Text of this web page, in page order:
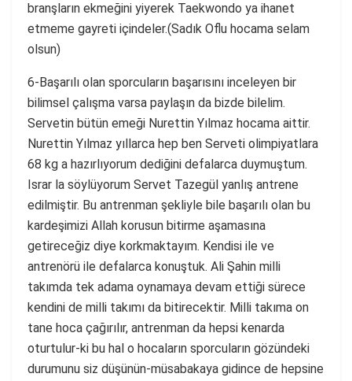
branşların ekmeğini yiyerek Taekwondo ya ihanet
etmeme gayreti içindeler.(Sadık Oflu hocama selam
olsun)
6-Başarılı olan sporcuların başarısını inceleyen bir
bilimsel çalışma varsa paylaşın da bizde bilelim.
Servetin bütün emeği Nurettin Yılmaz hocama aittir.
Nurettin Yılmaz yıllarca hep ben Serveti olimpiyatlara
68 kg a hazırlıyorum dediğini defalarca duymuştum.
Israr la söylüyorum Servet Tazegül yanlış antrene
edilmiştir. Bu antrenman şekliyle bile başarılı olan bu
kardeşimizi Allah korusun bitirme aşamasına
getireceğiz diye korkmaktayım. Kendisi ile ve
antrenörü ile defalarca konuştuk. Ali Şahin milli
takımda tek adama oynamaya devam ettiği sürece
kendini de milli takımı da bitirecektir. Milli takıma on
tane hoca çağırılır, antrenman da hepsi kenarda
oturtulur-ki bu hal o hocaların sporcuların gözündeki
durumunu siz düşünün-müsabakaya gidince de hepsine